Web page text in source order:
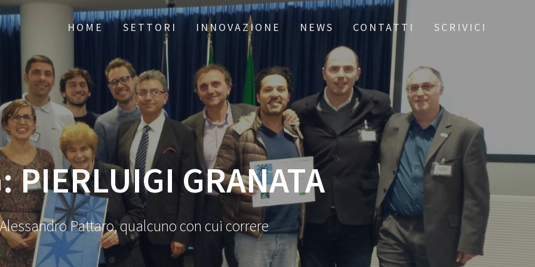
HOME SETTORI INNOVAZIONE NEWS CONTATTI SCRIVICI
PIERLUIGI GRANATA
Pattaro, qualcuno con cui correre